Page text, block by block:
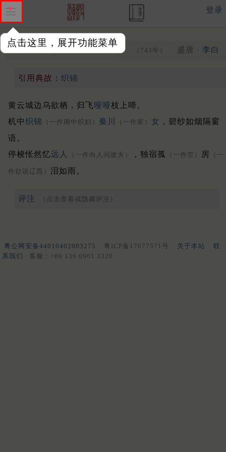
点击这里，展开功能菜单
登录
乌夜啼 （一作相和歌辞 乌夜啼） （743年） 盛唐 · 李白
引用典故： 织锦
黄云城边乌欲栖，归飞 哑哑枝上啼。
机中织锦 （一作闺中织妇） 秦川 （一作家） 女 ，碧纱如烟隔窗
语。
停梭怅然忆远人 （一作向人问故夫） ，独宿孤 （一作空） 房 （一
作欲说辽西） 泪如雨。
评注 （点击查看或隐藏评注）
粤公网安备44010402003275 粤ICP备17077571号 关于本站
联
系我们
客服：+86 136 0901 3320